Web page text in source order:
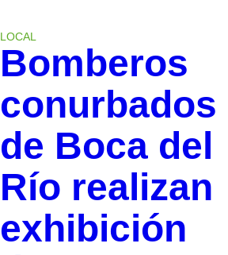
LOCAL
Bomberos
conurbados
de Boca del
Río realizan
exhibición